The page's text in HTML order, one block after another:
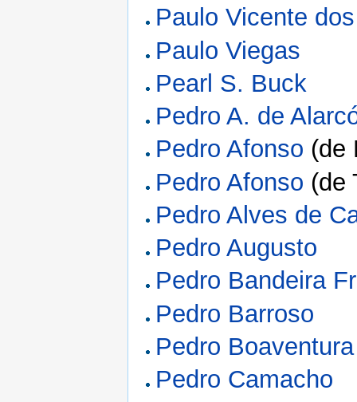
Paulo Vicente
Paulo Viegas
Pearl S. Buck
Pedro A. de
Pedro Afonso (de
Pedro Afonso (de
Pedro Alves de
Pedro Augusto
Pedro Bandeira
Pedro Barroso
Pedro Boaventura
Pedro Camacho